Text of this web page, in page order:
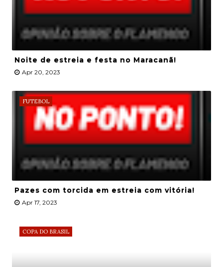
Noite de estreia e festa no Maracanã!
Apr 20, 2023
FUTEBOL
Pazes com torcida em estreia com vitória!
Apr 17, 2023
COPA DO BRASIL